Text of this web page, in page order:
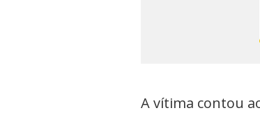
A vítima contou